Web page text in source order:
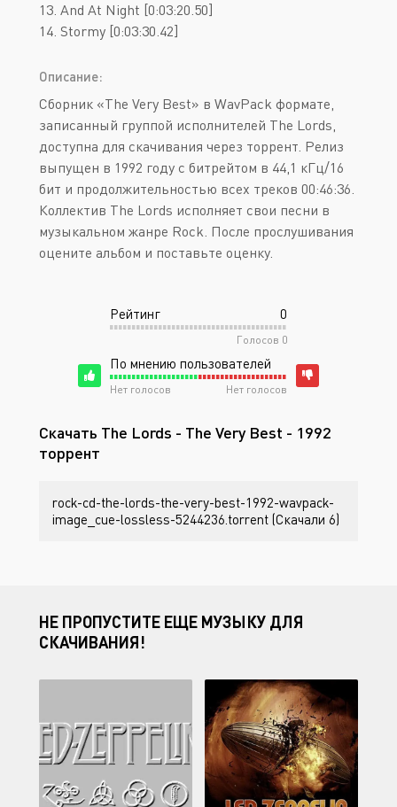
13. And At Night [0:03:20.50]
14. Stormy [0:03:30.42]
Описание:
Сборник «The Very Best» в WavPack формате,
записанный группой исполнителей The Lords,
доступна для скачивания через торрент. Релиз
выпущен в 1992 году с битрейтом в 44,1 кГц/16
бит и продолжительностью всех треков 00:46:36.
Коллектив The Lords исполняет свои песни в
музыкальном жанре Rock. После прослушивания
оцените альбом и поставьте оценку.
Рейтинг 0
Голосов 0
По мнению пользователей
Нет голосов Нет голосов
Скачать The Lords - The Very Best - 1992
торрент
rock-cd-the-lords-the-very-best-1992-wavpack-
image_cue-lossless-5244236.torrent (Скачали 6)
НЕ ПРОПУСТИТЕ ЕЩЕ МУЗЫКУ ДЛЯ
СКАЧИВАНИЯ!